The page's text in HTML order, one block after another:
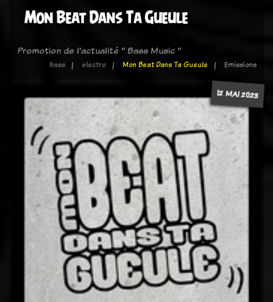
Mon Beat Dans Ta Gueule
Promotion de l'actualité " Bass Music "
bass electro Mon Beat Dans Ta Gueule Emissions
12 MAI 2023